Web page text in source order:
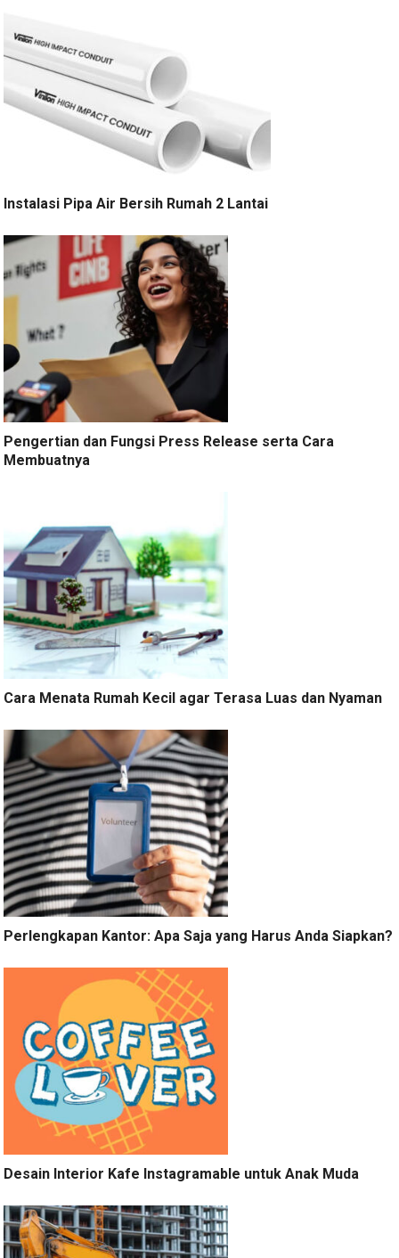
Instalasi Pipa Air Bersih Rumah 2 Lantai
Pengertian dan Fungsi Press Release serta Cara
Membuatnya
Cara Menata Rumah Kecil agar Terasa Luas dan Nyaman
Perlengkapan Kantor: Apa Saja yang Harus Anda Siapkan?
Desain Interior Kafe Instagramable untuk Anak Muda